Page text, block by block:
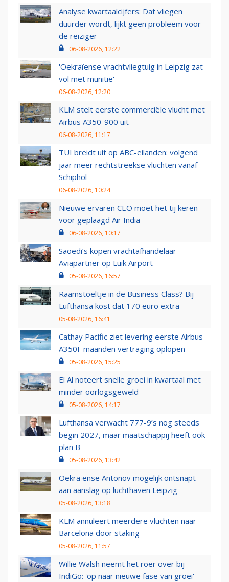
Analyse kwartaalcijfers: Dat vliegen
duurder wordt, lijkt geen probleem voor
de reiziger
06-08-2026, 12:22
'Oekraïense vrachtvliegtuig in Leipzig zat
vol met munitie'
06-08-2026, 12:20
KLM stelt eerste commerciële vlucht met
Airbus A350-900 uit
06-08-2026, 11:17
TUI breidt uit op ABC-eilanden: volgend
jaar meer rechtstreekse vluchten vanaf
Schiphol
06-08-2026, 10:24
Nieuwe ervaren CEO moet het tij keren
voor geplaagd Air India
06-08-2026, 10:17
Saoedi’s kopen vrachtafhandelaar
Aviapartner op Luik Airport
05-08-2026, 16:57
Raamstoeltje in de Business Class? Bij
Lufthansa kost dat 170 euro extra
05-08-2026, 16:41
Cathay Pacific ziet levering eerste Airbus
A350F maanden vertraging oplopen
05-08-2026, 15:25
El Al noteert snelle groei in kwartaal met
minder oorlogsgeweld
05-08-2026, 14:17
Lufthansa verwacht 777-9’s nog steeds
begin 2027, maar maatschappij heeft ook
plan B
05-08-2026, 13:42
Oekraïense Antonov mogelijk ontsnapt
aan aanslag op luchthaven Leipzig
05-08-2026, 13:18
KLM annuleert meerdere vluchten naar
Barcelona door staking
05-08-2026, 11:57
Willie Walsh neemt het roer over bij
IndiGo: 'op naar nieuwe fase van groei'